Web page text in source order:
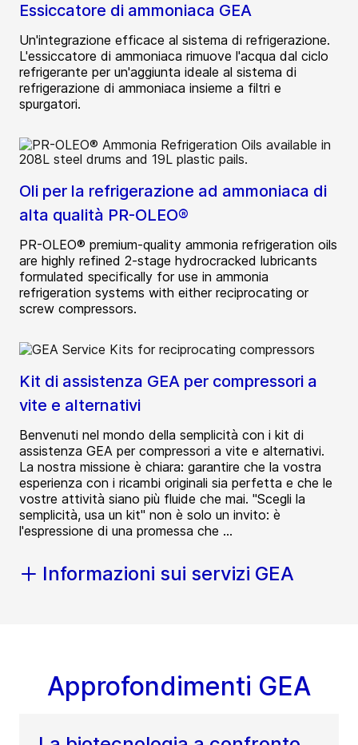
Essiccatore di ammoniaca GEA
Un'integrazione efficace al sistema di refrigerazione.
L'essiccatore di ammoniaca rimuove l'acqua dal ciclo
refrigerante per un'aggiunta ideale al sistema di
refrigerazione di ammoniaca insieme a filtri e
spurgatori.
Oli per la refrigerazione ad ammoniaca di
alta qualità PR-OLEO®
PR-OLEO® premium-quality ammonia refrigeration oils
are highly refined 2-stage hydrocracked lubricants
formulated specifically for use in ammonia
refrigeration systems with either reciprocating or
screw compressors.
Kit di assistenza GEA per compressori a
vite e alternativi
Benvenuti nel mondo della semplicità con i kit di
assistenza GEA per compressori a vite e alternativi.
La nostra missione è chiara: garantire che la vostra
esperienza con i ricambi originali sia perfetta e che le
vostre attività siano più fluide che mai. "Scegli la
semplicità, usa un kit" non è solo un invito: è
l'espressione di una promessa che ...
Informazioni sui servizi GEA
Approfondimenti GEA